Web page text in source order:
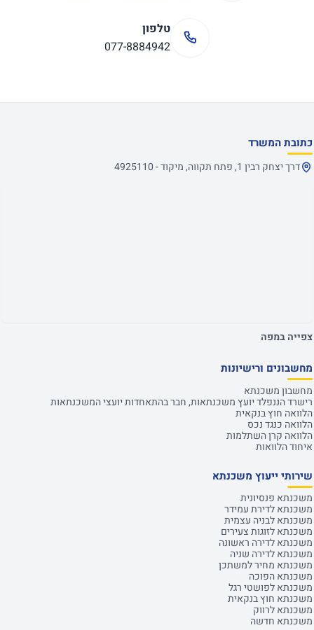
טלפון
077-8884942
כתובת המשרד
דרך יצחק רבין 1, פתח תקווה, מיקוד - 4925110
צפייה במפה
מחשבונים ורישיונות
מחשבון משכנתא
רישרד הננפלד יועץ משכנתאות, חבר בהתאחדות יועצי המשכנתאות
הלוואה חוץ בנקאית
הלוואה כנגד נכס
הלוואה קרן השתלמות
איחוד הלוואות
שירותי ייעוץ משכנתא
משכנתא פנסיונית
משכנתא לדירת עמידר
משכנתא לבניה עצמית
משכנתא לזוגות צעירים
משכנתא לדירה ראשונה
משכנתא לדירה שניה
משכנתא מחיר למשתכן
משכנתא הפוכה
משכנתא לפושטי רגל
משכנתא חוץ בנקאית
משכנתא לרווק
משכנתא חדשה